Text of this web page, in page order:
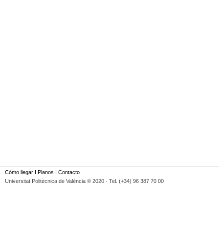
Cómo llegar I Planos I Contacto
Universitat Politècnica de València © 2020 · Tel. (+34) 96 387 70 00